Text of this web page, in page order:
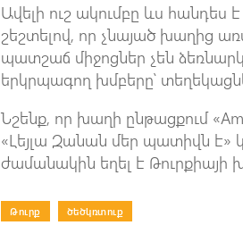
Ավելի ուշ ակումբը ևս
շեշտելով, որ չնայած խաղից
պատշաճ միջոցներ չեն
երկրպագող խմբերը՝
Նշենք, որ խաղի ընթացքում
«Լեյլա Զանան մեր պատիվն է»
ժամանակին եղել է
Թուրք ծեծկռտուք